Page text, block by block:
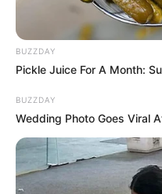
BUZZDAY
Pickle Juice For A Month:
BUZZDAY
Wedding Photo Goes Viral